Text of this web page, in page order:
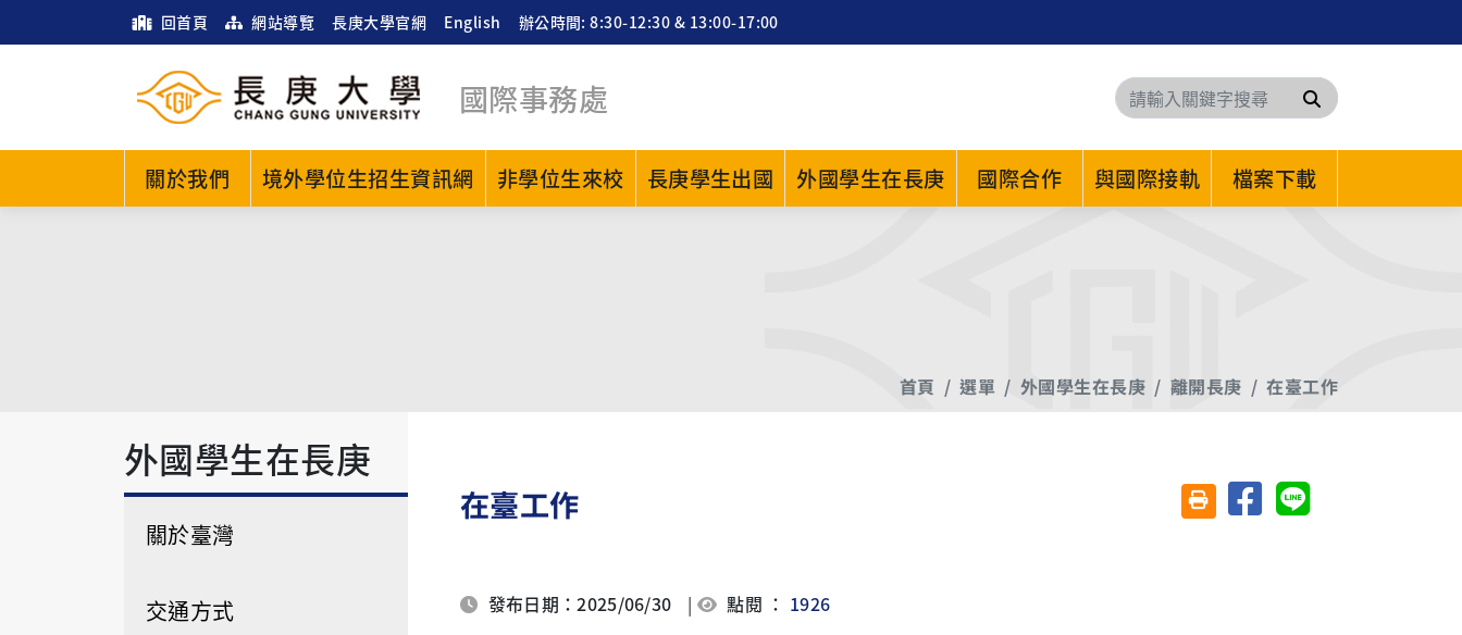
回首頁 網站導覽 長庚大學官網 English 辦公時間: 8:30-12:30 & 13:00-17:00
國際事務處 搜尋
關於我們 境外學位生招生資訊網 非學位生來校 長庚學生出國 外國學生在長庚 國際合作 與國際接軌 檔案下載
首頁 選單 外國學生在長庚 離開長庚 在臺工作
外國學生在長庚
關於臺灣
交通方式
在臺工作 友善列印(另開視窗)
分享至臉書分享至 Line
發布日期：2025/06/30 | 點閱 ： 1926